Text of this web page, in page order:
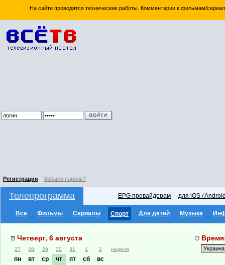
На сайте проводятся технические работы. Комментарии к фильмам/
Регистрация Забыли пароль?
Телепрограмма EPG провайдерам для iOS /
Все Фильмы Сериалы Спорт Для детей Музыка
Четверг, 6 августа
27 28 29 30 31 1 2 неделя
пн вт ср чт пт сб вс